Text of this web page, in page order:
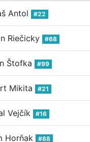
Antol #22
Riečicky #68
Štofka #99
Mikita #21
Vejčík #16
Horňak #88